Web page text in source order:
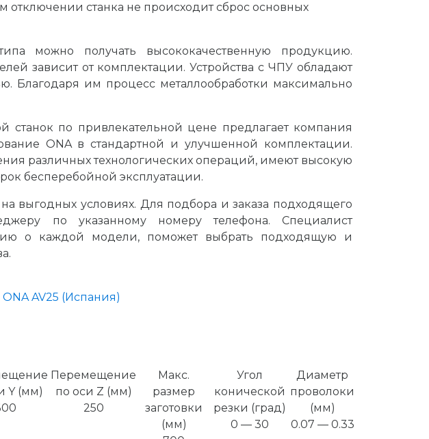
станка не происходит сброс основных
можно получать высококачественную продукцию.
зависит от комплектации. Устройства с ЧПУ обладают
Благодаря им процесс металлообработки максимально
станок по привлекательной цене предлагает компания
ONA в стандартной и улучшенной комплектации.
различных технологических операций, имеют высокую
бесперебойной эксплуатации.
выгодных условиях. Для подбора и заказа подходящего
по указанному номеру телефона. Специалист
о каждой модели, поможет выбрать подходящую и
AV25 (Испания)
Y (мм)
Перемещение
по оси Z (мм)
250
Макс.
размер
заготовки
(мм)
Угол
конической
резки (град)
0 — 30
Диаметр
проволоки
(мм)
0.07 — 0.33